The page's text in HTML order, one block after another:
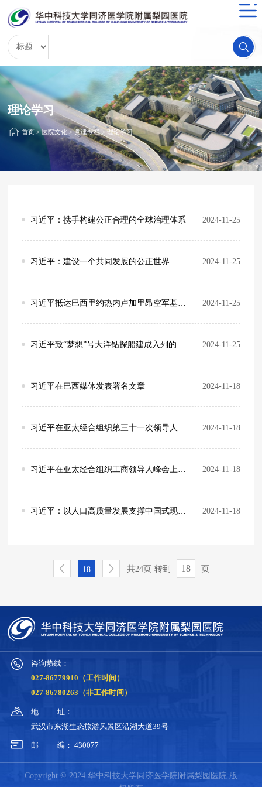
理论学习
首页>医院文化>党建专栏 >理论学习
习近平：携手构建公正合理的全球治理体系 2024-11-25
习近平：建设一个共同发展的公正世界 2024-11-25
习近平抵达巴西里约热内卢加里昂空军基地发表书面讲话 2024-11-25
习近平致“梦想”号大洋钻探船建成入列的贺信 2024-11-25
习近平在巴西媒体发表署名文章 2024-11-18
习近平在亚太经合组织第三十一次领导人非正式会议上的讲话（全文） 2024-11-18
习近平在亚太经合组织工商领导人峰会上的书面演讲（全文） 2024-11-18
习近平：以人口高质量发展支撑中国式现代化 2024-11-18
18 共24页 转到 页
咨询热线：
027-86779910（工作时间）
027-86780263（非工作时间）
地
址：
武汉市东湖生态旅游风景区沿湖大道39号
邮 编： 430077
Copyright © 2024 华中科技大学同济医学院附属梨园医院 版